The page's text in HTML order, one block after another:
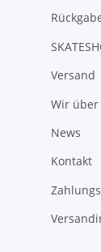
Versand
Wir über
News
Kontakt